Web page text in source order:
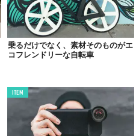
乗るだけでなく、素材そのものがエ
コフレンドリーな自転車
ITEM